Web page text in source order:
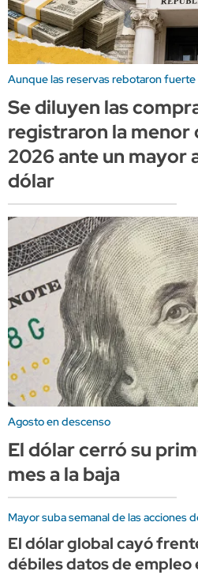
Aunque las reservas rebotaron fuerte
Se diluyen las
registraron la menor
2026 ante un mayor
dólar
Agosto en descenso
El dólar cerró su
mes a la baja
Mayor suba semanal de las acciones
El dólar global cayó
débiles datos de empleo